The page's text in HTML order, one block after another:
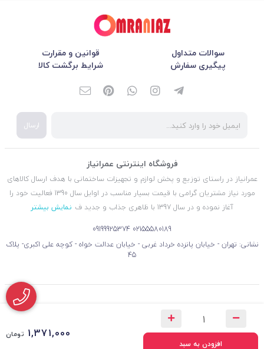
افزودن به سبد
1,371,000 تومان
سوالات متداول
قوانین و مقرارت
پیگیری سفارش
شرایط برگشت کالا
ارسال
فروشگاه اینترنتی عمرانیاز
عمرانیاز در راستای توزیع و پخش لوازم و تجهیزات ساختمانی با هدف ارسال کالاهای
مورد نیاز مشتریان گرامی با قیمت بسیار مناسب در اوایل سال 1390 فعالیت خود را
آغاز نموده و در سال 1397 با ظاهری جذاب و جدید ف
نمایش بیشتر
02155580189
09199925374
نشانی: تهران - خیابان پانزده خرداد غربی - خیابان عدالت خواه - کوچه علی اکبری- پلاک
45